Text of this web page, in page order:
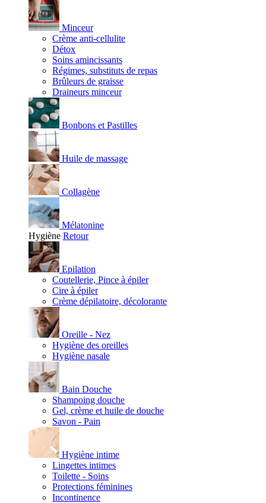
Minceur
Crème anti-cellulite
Détox
Soins amincissants
Régimes, substituts de repas
Brûleurs de graisse
Draineurs minceur
Bonbons et Pastilles
Huile de massage
Collagène
Mélatonine
Hygiène Retour
Epilation
Coutellerie, Pince à épiler
Cire à épiler
Crème dépilatoire, décolorante
Oreille - Nez
Hygiène des oreilles
Hygiène nasale
Bain Douche
Shampoing douche
Gel, crème et huile de douche
Savon - Pain
Hygiène intime
Lingettes intimes
Toilette - Soins
Protections féminines
Incontinence